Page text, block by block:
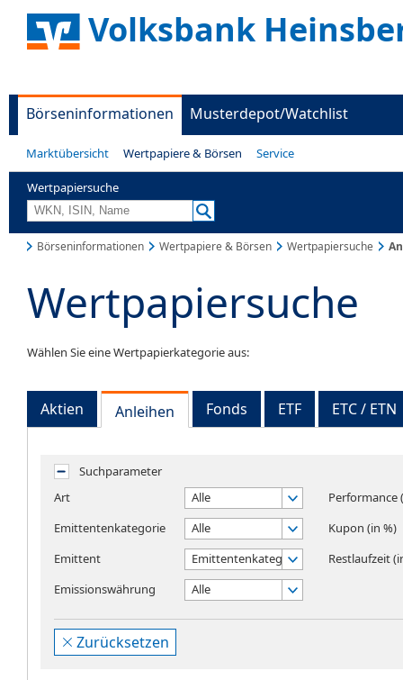
Volksbank
Börseninformationen Musterdepot/Watchlist
Marktübersicht Wertpapiere & Börsen Service
Wertpapiersuche
Börseninformationen Wertpapiere & Börsen Wertpapiersuche
Wertpapiersuche
Wählen Sie eine Wertpapierkategorie aus:
Aktien Anleihen Fonds ETF ETC / ETN
Suchparameter
Art
Alle
Emittentenkategorie
Alle
Emittent
Emittentenkategorie wählen
Emissionswährung
Alle
Performance
Kupon (in %)
Restlaufzeit
Zurücksetzen